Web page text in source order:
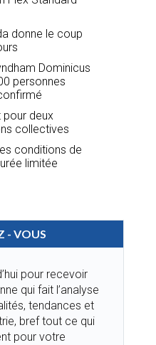
donne le coup
Dominicus
personnes
pour deux
collectives
conditions de
limitée
- VOUS
pour recevoir
qui fait l’analyse
tendances et
bref tout ce qui
pour votre